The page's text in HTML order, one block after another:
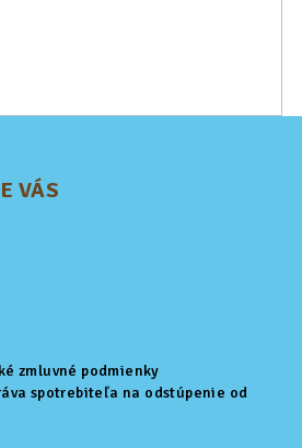
VÁS
zmluvné podmienky
spotrebiteľa na odstúpenie od